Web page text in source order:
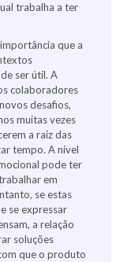
trabalha a ter
que a
ser útil. A
colaboradores
desafios,
muitas vezes
a raiz das
tempo. A nível
pode ter
em
se estas
se expressar
a relação
soluções
que o produto